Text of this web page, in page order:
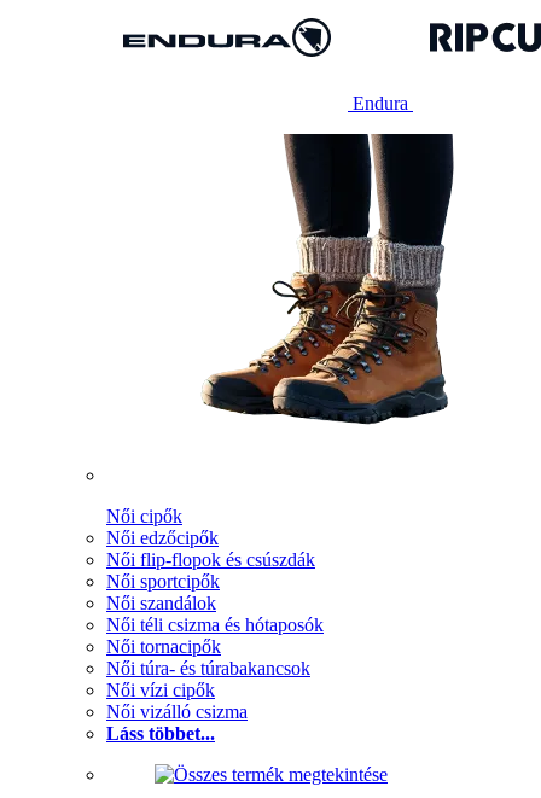
Endura
Női cipők
Női edzőcipők
Női flip-flopok és csúszdák
Női sportcipők
Női szandálok
Női téli csizma és hótaposók
Női tornacipők
Női túra- és túrabakancsok
Női vízi cipők
Női vizálló csizma
Láss többet...